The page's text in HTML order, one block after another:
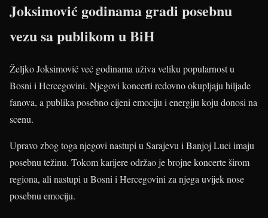
Joksimović godinama gradi posebnu
vezu sa publikom u BiH
Željko Joksimović već godinama uživa veliku popularnost u
Bosni i Hercegovini. Njegovi koncerti redovno okupljaju hiljade
fanova, a publika posebno cijeni emociju i energiju koju donosi na
scenu.
Upravo zbog toga njegovi nastupi u Sarajevu i Banjoj Luci imaju
posebnu težinu. Tokom karijere održao je brojne koncerte širom
regiona, ali nastupi u Bosni i Hercegovini za njega uvijek nose
posebnu emociju.